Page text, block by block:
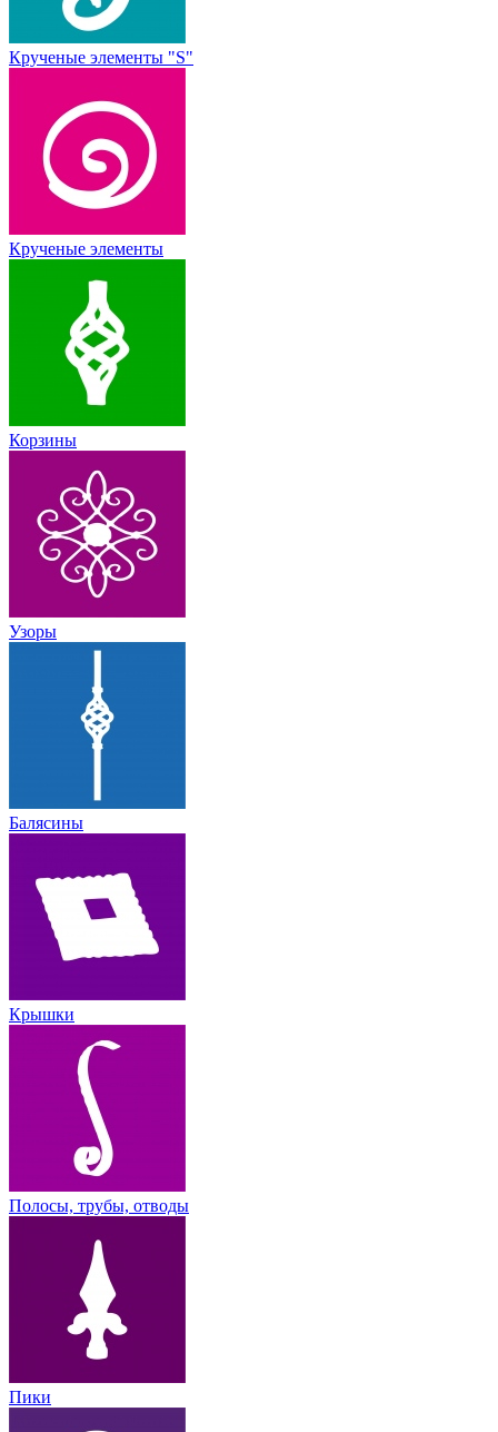
Крученые элементы "S"
Крученые элементы
Корзины
Узоры
Балясины
Крышки
Полосы, трубы, отводы
Пики